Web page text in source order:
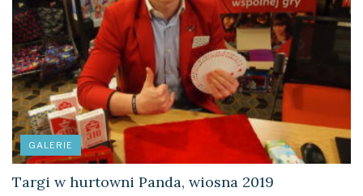
GALERIE
Targi w hurtowni Panda, wiosna 2019